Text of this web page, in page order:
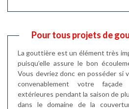
Pour tous projets de
La gouttière est un élément très
puisqu’elle assure le bon
Vous devriez donc en posséder si
convenablement votre
extérieures pendant la saison de
dans le domaine de la